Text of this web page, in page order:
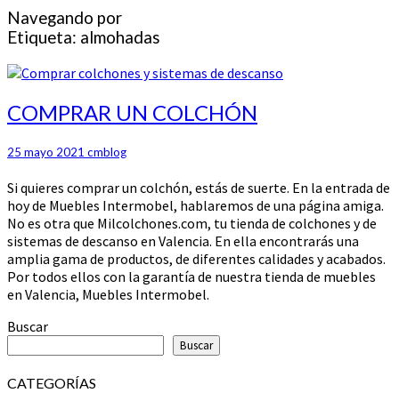
Navegando por
Etiqueta: almohadas
COMPRAR
UN
COMPRAR UN COLCHÓN
25 mayo 2021 cmblog
Si quieres comprar un colchón, estás de suerte. En la entrada de
hoy de Muebles Intermobel, hablaremos de una página amiga.
No es otra que Milcolchones.com, tu tienda de colchones y de
sistemas de descanso en Valencia. En ella encontrarás una
amplia gama de productos, de diferentes calidades y acabados.
Por todos ellos con la garantía de nuestra tienda de muebles
en Valencia, Muebles Intermobel.
Buscar
Buscar
CATEGORÍAS